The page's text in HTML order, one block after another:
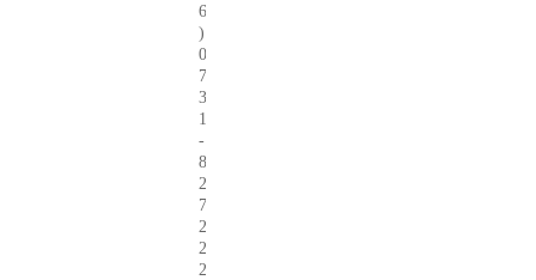
6
)
0
7
3
1
-
8
2
7
2
2
2